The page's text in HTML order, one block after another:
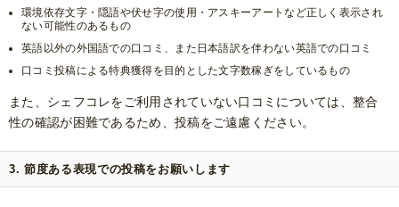
環境依存文字・隠語や伏せ字の使用・アスキーアートなど正しく表示され
ない可能性のあるもの
英語以外の外国語での口コミ、また日本語訳を伴わない英語での口コミ
口コミ投稿による特典獲得を目的とした文字数稼ぎをしているもの
また、シェフコレをご利用されていない口コミについては、整合
性の確認が困難であるため、投稿をご遠慮ください。
3. 節度ある表現での投稿をお願いします